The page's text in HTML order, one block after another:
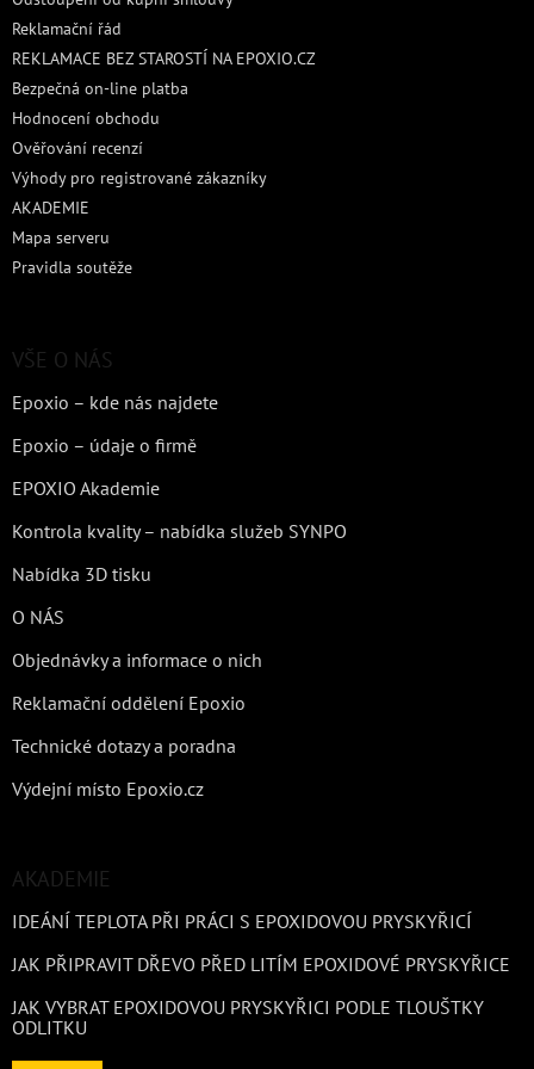
Reklamační řád
REKLAMACE BEZ STAROSTÍ NA EPOXIO.CZ
Bezpečná on-line platba
Hodnocení obchodu
Ověřování recenzí
Výhody pro registrované zákazníky
AKADEMIE
Mapa serveru
Pravidla soutěže
VŠE O NÁS
Epoxio – kde nás najdete
Epoxio – údaje o firmě
EPOXIO Akademie
Kontrola kvality – nabídka služeb SYNPO
Nabídka 3D tisku
O NÁS
Objednávky a informace o nich
Reklamační oddělení Epoxio
Technické dotazy a poradna
Výdejní místo Epoxio.cz
AKADEMIE
IDEÁNÍ TEPLOTA PŘI PRÁCI S EPOXIDOVOU PRYSKYŘICÍ
JAK PŘIPRAVIT DŘEVO PŘED LITÍM EPOXIDOVÉ PRYSKYŘICE
JAK VYBRAT EPOXIDOVOU PRYSKYŘICI PODLE TLOUŠTKY
ODLITKU